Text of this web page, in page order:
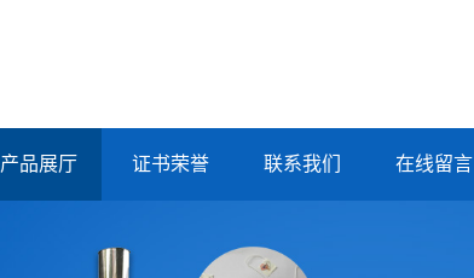
产品展厅 证书荣誉 联系我们 在线留言